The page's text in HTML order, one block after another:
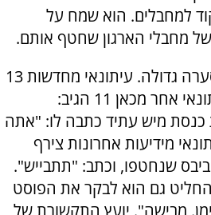
למחבלים. הוא שמח על
מחבלי הארגון שחטף אותם.
כאמור, הפרסום גרם לסערה גדולה. עיתונאי מחדשות 13
השיב לו: "תתבייש". עיתונאי אחר מכאן 11 הגיב:
מיש עתיד כתבה לו: "אתה
מידיעות אחרונות צירף
שנחטפו, וכתב: "תתבייש".
גם הוא לבקר את הפוסט